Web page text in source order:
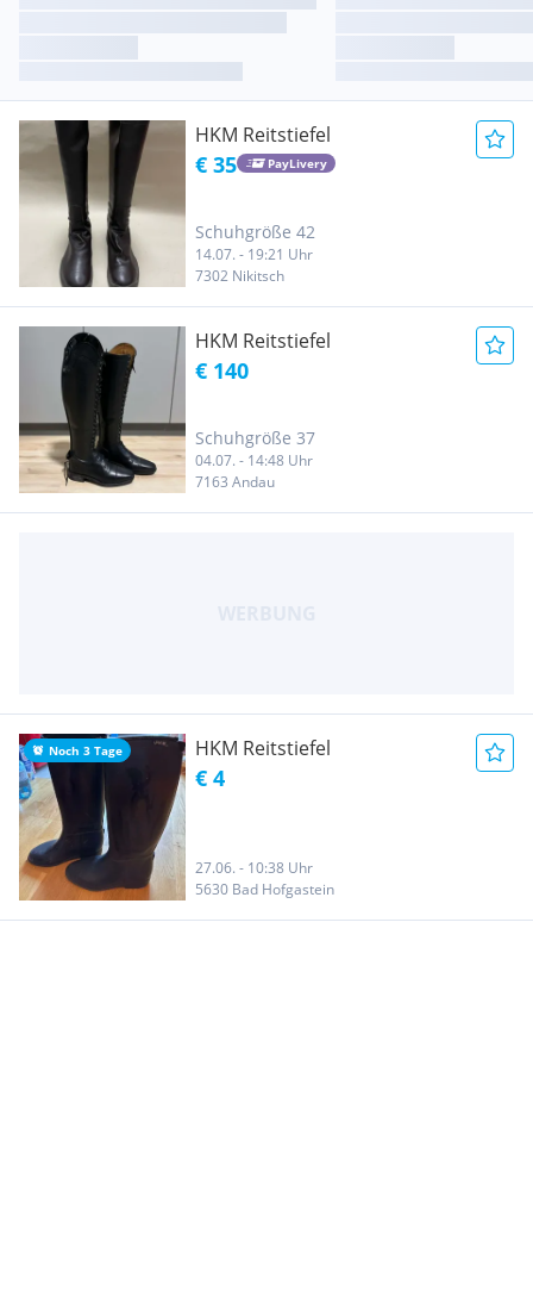
HKM Reitstiefel
€ 35 PayLivery
Schuhgröße 42
14.07. - 19:21 Uhr
7302 Nikitsch
HKM Reitstiefel
€ 140
Schuhgröße 37
04.07. - 14:48 Uhr
7163 Andau
Noch 3 Tage HKM Reitstiefel
€ 4
27.06. - 10:38 Uhr
5630 Bad Hofgastein